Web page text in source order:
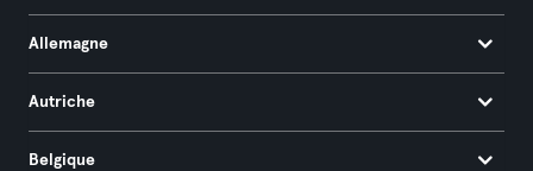
Allemagne
Autriche
Belgique